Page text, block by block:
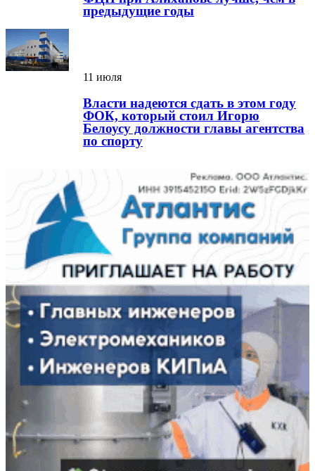
предыдущие годы
11 июля
Власти надеются сдать в этом году
ФОК, который стоил Игорю
Белоусу должности главы агентства
по спорту